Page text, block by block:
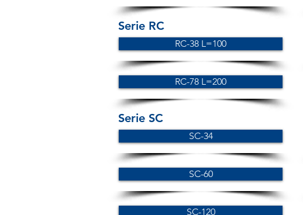
Serie RC
RC-38 L=100
RC-78 L=200
Serie SC
SC-34
SC-60
SC-120